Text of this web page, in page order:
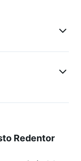
Redentor